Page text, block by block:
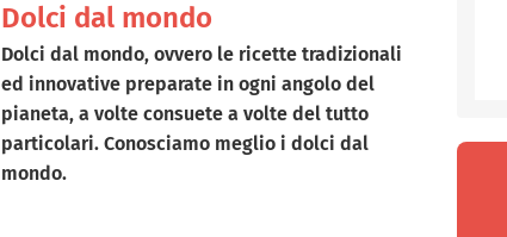
Dolci dal mondo
Dolci dal mondo, ovvero le ricette tradizionali
ed innovative preparate in ogni angolo del
pianeta, a volte consuete a volte del tutto
particolari. Conosciamo meglio i dolci dal
mondo.